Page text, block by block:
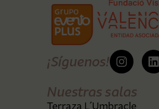
¡Síguenos!
Nuestras salas
Terraza L´Umbracle